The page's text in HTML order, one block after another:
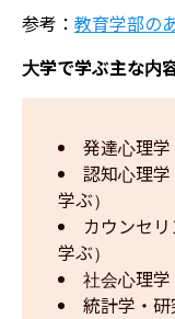
参考： 教育学部の
大学で学ぶ主な内
発達心理学
認知心理
学ぶ）
カウンセ
学ぶ）
社会心理学
統計学・研